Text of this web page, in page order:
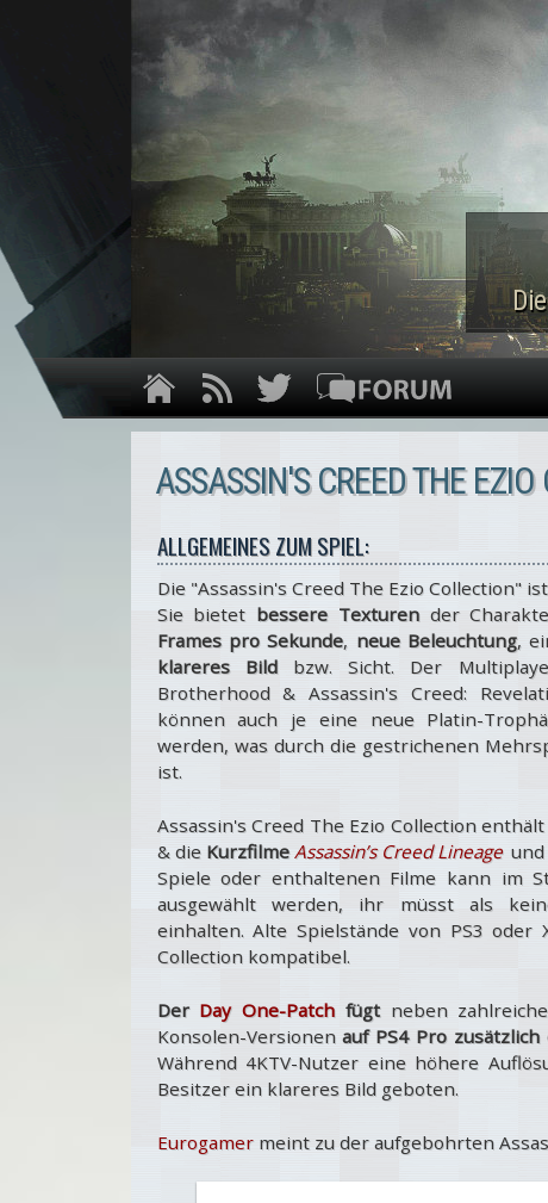
ASSASSIN'S CREED THE
ALLGEMEINES ZUM SPIEL:
Die "Assassin's Creed The Ezio Collection"
Sie bietet bessere Texturender
Frames pro Sekunde, neue Beleuchtung,
klareres Bildbzw. Sicht. Der
Brotherhood & Assassin's Creed:
können auch je eine neue Platin-
werden, was durch die gestrichenen
ist.
Assassin's Creed The Ezio Collection
& die Kurzfilme Assassin’s Creed Lineage und
Spiele oder enthaltenen Filme kann im
ausgewählt werden, ihr müsst als
einhalten. Alte Spielstände von PS3
Collection kompatibel.
Der Day One-Patchfügtneben
Konsolen-Versionenauf PS4 Pro
Während 4KTV-Nutzer eine höhere
Besitzer ein klareres Bild geboten.
Eurogamermeint zu der aufgebohrten